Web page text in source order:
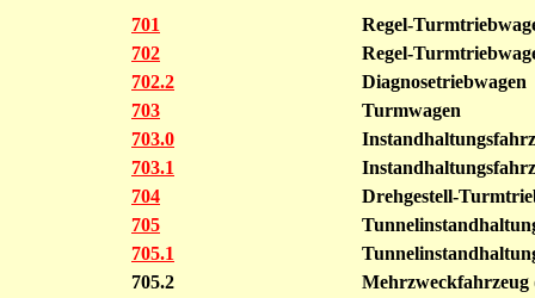
701
Regel-
702
Regel-
702.2
Diagnosetriebwagen
703
Turmwagen
703.0
703.1
704
Drehgestell-
705
705.1
705.2